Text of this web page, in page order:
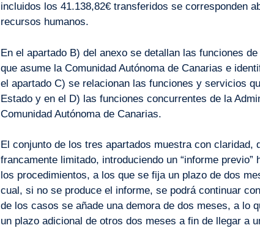
incluidos los 41.138,82€ transferidos se corresponden
recursos humanos.
En el apartado B) del anexo se detallan las funciones
que asume la Comunidad Autónoma de Canarias e
el apartado C) se relacionan las funciones y servicios
Estado y en el D) las funciones concurrentes de la
Comunidad Autónoma de Canarias.
El conjunto de los tres apartados muestra con claridad,
francamente limitado, introduciendo un “informe
los procedimientos, a los que se fija un plazo de dos
cual, si no se produce el informe, se podrá continuar
de los casos se añade una demora de dos meses, a lo
un plazo adicional de otros dos meses a fin de llegar a